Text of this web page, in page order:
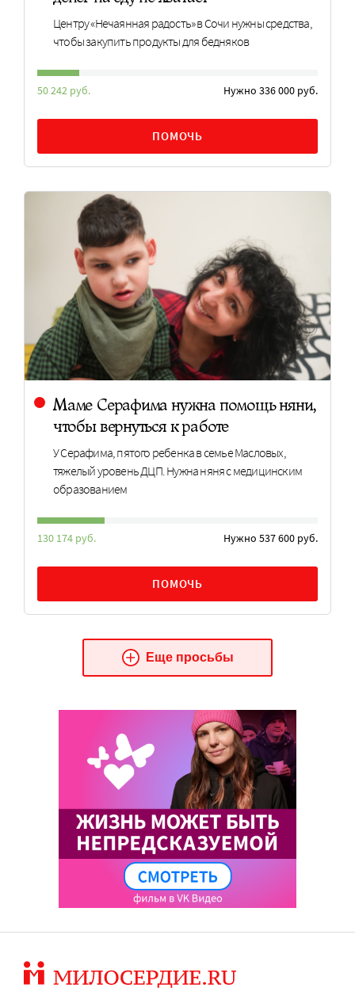
Центру «Нечаянная радость» в Сочи нужны средства,
чтобы закупить продукты для бедняков
50 242 руб. Нужно 336 000 руб.
ПОМОЧЬ
Маме Серафима нужна помощь няни,
чтобы вернуться к работе
У Серафима, пятого ребенка в семье Масловых,
тяжелый уровень ДЦП. Нужна няня с медицинским
образованием
130 174 руб. Нужно 537 600 руб.
ПОМОЧЬ
Еще просьбы